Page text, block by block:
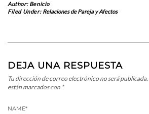
Author: Benicio
Filed Under: Relaciones de Pareja y Afectos
DEJA UNA RESPUESTA
Tu dirección de correo electrónico no será publicada.
están marcados con *
NAME*